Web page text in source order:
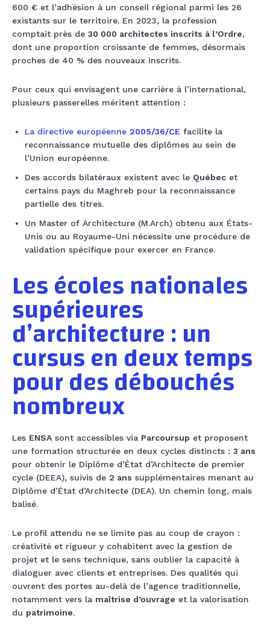
600 € et l’adhésion à un conseil régional parmi les 26
existants sur le territoire. En 2023, la profession
comptait près de 30 000 architectes inscrits à l’Ordre,
dont une proportion croissante de femmes, désormais
proches de 40 % des nouveaux inscrits.
Pour ceux qui envisagent une carrière à l’international,
plusieurs passerelles méritent attention :
La directive européenne 2005/36/CE facilite la
reconnaissance mutuelle des diplômes au sein de
l’Union européenne.
Des accords bilatéraux existent avec le Québec et
certains pays du Maghreb pour la reconnaissance
partielle des titres.
Un Master of Architecture (M.Arch) obtenu aux États-
Unis ou au Royaume-Uni nécessite une procédure de
validation spécifique pour exercer en France.
Les écoles nationales
supérieures
d’architecture : un
cursus en deux temps
pour des débouchés
nombreux
Les ENSA sont accessibles via Parcoursup et proposent
une formation structurée en deux cycles distincts : 3 ans
pour obtenir le Diplôme d’État d’Architecte de premier
cycle (DEEA), suivis de 2 ans supplémentaires menant au
Diplôme d’État d’Architecte (DEA). Un chemin long, mais
balisé.
Le profil attendu ne se limite pas au coup de crayon :
créativité et rigueur y cohabitent avec la gestion de
projet et le sens technique, sans oublier la capacité à
dialoguer avec clients et entreprises. Des qualités qui
ouvrent des portes au-delà de l’agence traditionnelle,
notamment vers la maîtrise d’ouvrage et la valorisation
du patrimoine.